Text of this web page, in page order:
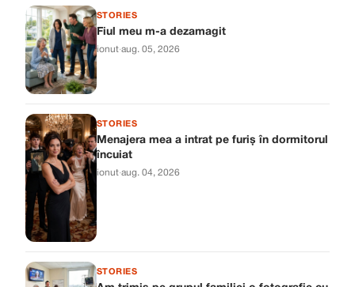
STORIES
Fiul meu m-a dezamagit
ionut·aug. 05, 2026
STORIES
Menajera mea a intrat pe furiș în dormitorul
încuiat
ionut·aug. 04, 2026
STORIES